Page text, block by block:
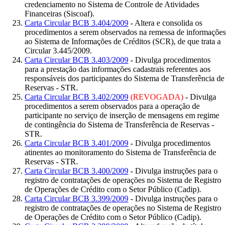
credenciamento no Sistema de Controle de Atividades
Financeiras (Siscoaf).
Carta Circular BCB 3.404/2009 - Altera e consolida os
procedimentos a serem observados na remessa de informações
ao Sistema de Informações de Créditos (SCR), de que trata a
Circular 3.445/2009.
Carta Circular BCB 3.403/2009 - Divulga procedimentos
para a prestação das informações cadastrais referentes aos
responsáveis dos participantes do Sistema de Transferência de
Reservas - STR.
Carta Circular BCB 3.402/2009 (REVOGADA) - Divulga
procedimentos a serem observados para a operação de
participante no serviço de inserção de mensagens em regime
de contingência do Sistema de Transferência de Reservas -
STR.
Carta Circular BCB 3.401/2009 - Divulga procedimentos
atinentes ao monitoramento do Sistema de Transferência de
Reservas - STR.
Carta Circular BCB 3.400/2009 - Divulga instruções para o
registro de contratações de operações no Sistema de Registro
de Operações de Crédito com o Setor Público (Cadip).
Carta Circular BCB 3.399/2009 - Divulga instruções para o
registro de contratações de operações no Sistema de Registro
de Operações de Crédito com o Setor Público (Cadip).